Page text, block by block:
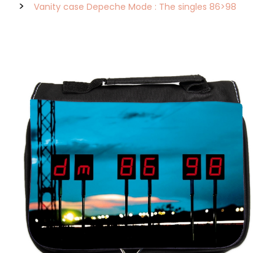
Vanity case Depeche Mode : The singles 86>98